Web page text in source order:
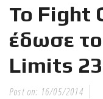
και
αγώνα της καριέρας
διεκδικεί τον 6ο
παγκόσμιο τίτλο
απέναντι στην
Το Fight
έδωσε
Limits
Post on: 16/05/2014